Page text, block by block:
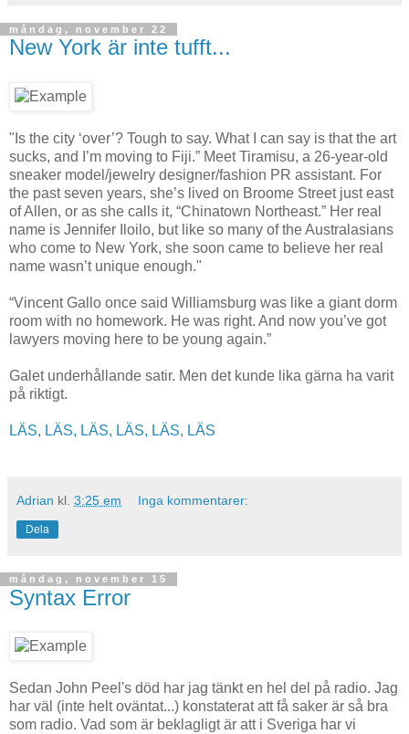
måndag, november 22
New York är inte tufft...
"Is the city ‘over’? Tough to say. What I can say is that the art
sucks, and I’m moving to Fiji.” Meet Tiramisu, a 26-year-old
sneaker model/jewelry designer/fashion PR assistant. For
the past seven years, she’s lived on Broome Street just east
of Allen, or as she calls it, “Chinatown Northeast.” Her real
name is Jennifer Iloilo, but like so many of the Australasians
who come to New York, she soon came to believe her real
name wasn’t unique enough."
“Vincent Gallo once said Williamsburg was like a giant dorm
room with no homework. He was right. And now you’ve got
lawyers moving here to be young again.”
Galet underhållande satir. Men det kunde lika gärna ha varit
på riktigt.
LÄS, LÄS, LÄS, LÄS, LÄS, LÄS
Adrian kl. 3:25 em Inga kommentarer:
Dela
måndag, november 15
Syntax Error
Sedan John Peel's död har jag tänkt en hel del på radio. Jag
har väl (inte helt oväntat...) konstaterat att få saker är så bra
som radio. Vad som är beklagligt är att i Sveriga har vi